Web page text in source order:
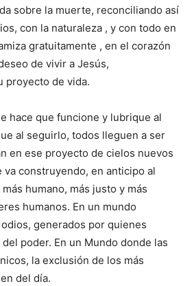
sobre la muerte, reconciliando así
con la naturaleza , y con todo en
gratuitamente , en el corazón
de vivir a Jesús,
proyecto de vida.
hace que funcione y lubrique al
al seguirlo, todos lleguen a ser
en ese proyecto de cielos nuevos
va construyendo, en anticipo al
humano, más justo y más
humanos. En un mundo
generados por quienes
poder. En un Mundo donde las
la exclusión de los más
del día.